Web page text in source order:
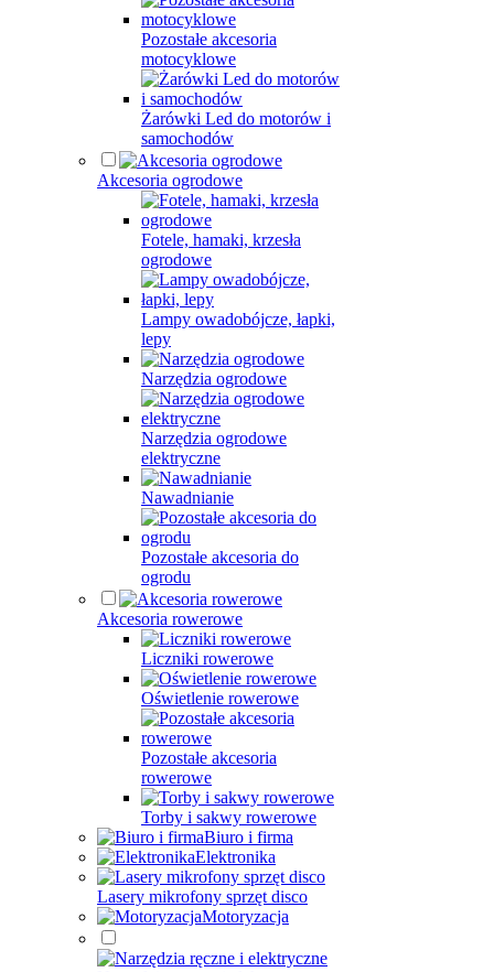
Pozostałe akcesoria
motocyklowe
Żarówki Led do motorów i
samochodów
Akcesoria ogrodowe
Fotele, hamaki, krzesła
ogrodowe
Lampy owadobójcze, łapki,
lepy
Narzędzia ogrodowe
Narzędzia ogrodowe
elektryczne
Nawadnianie
Pozostałe akcesoria do
ogrodu
Akcesoria rowerowe
Liczniki rowerowe
Oświetlenie rowerowe
Pozostałe akcesoria
rowerowe
Torby i sakwy rowerowe
Biuro i firma
Elektronika
Lasery mikrofony sprzęt disco
Motoryzacja